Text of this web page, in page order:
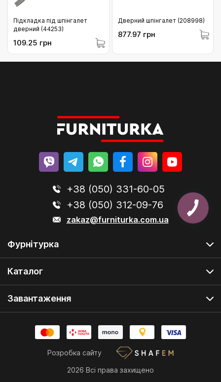
Підкладка під шпінгалет
дверний (44253)
109.25 грн
Дверний шпінгалет (208998)
877.97 грн
+38 (050) 331-60-05
+38 (050) 312-09-76
zakaz@furniturka.com.ua
Фурнітурка
Каталог
Завантаження
2026 Всі права захищено
Розробка сайту